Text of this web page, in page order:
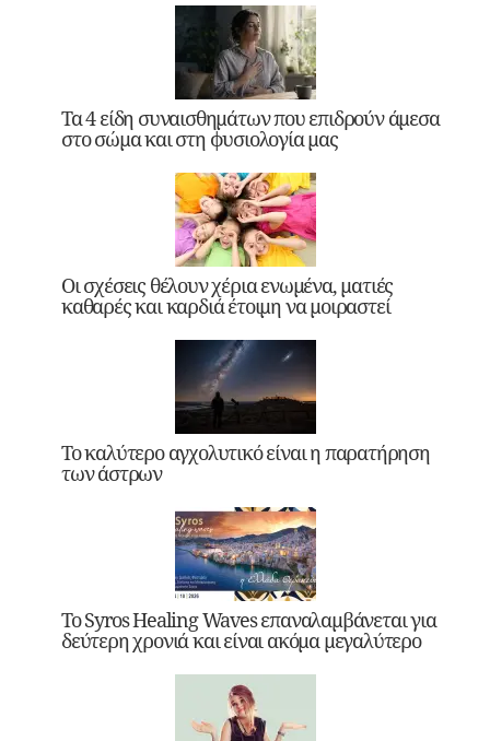
Τα 4 είδη συναισθημάτων που επιδρούν άμεσα
στο σώμα και στη φυσιολογία μας
Οι σχέσεις θέλουν χέρια ενωμένα, ματιές
καθαρές και καρδιά έτοιμη να μοιραστεί
Το καλύτερο αγχολυτικό είναι η παρατήρηση
των άστρων
Το Syros Healing Waves επαναλαμβάνεται για
δεύτερη χρονιά και είναι ακόμα μεγαλύτερο